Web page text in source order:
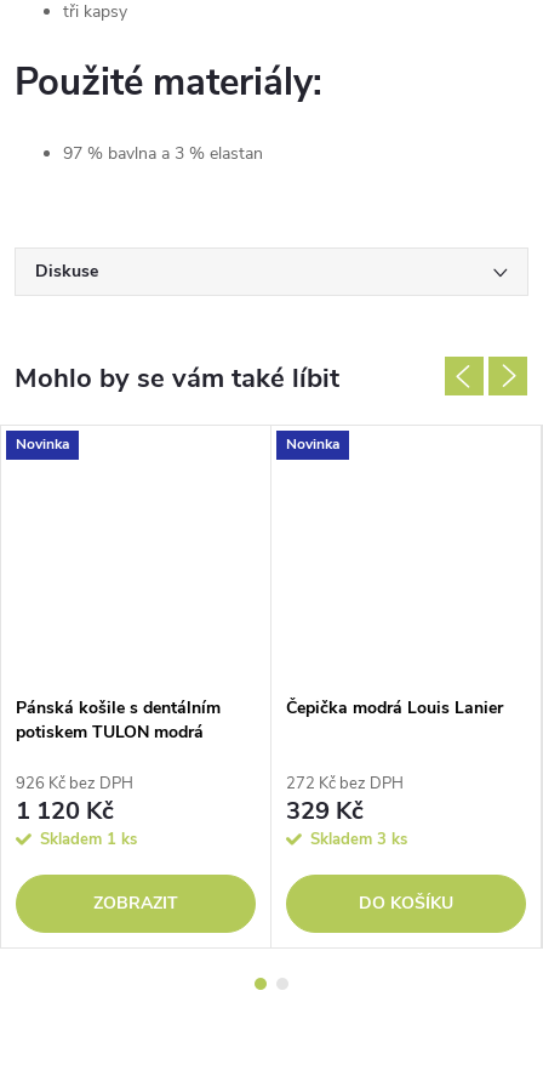
tři kapsy
Použité materiály:
97 % bavlna a 3 % elastan
Diskuse
Novinka
Pánská košile s dentálním
potiskem TULON modrá
926 Kč bez DPH
1 120 Kč
Skladem 1 ks
ZOBRAZIT
Novinka
Čepička modrá Louis Lanier
272 Kč bez DPH
329 Kč
Skladem 3 ks
DO KOŠÍKU